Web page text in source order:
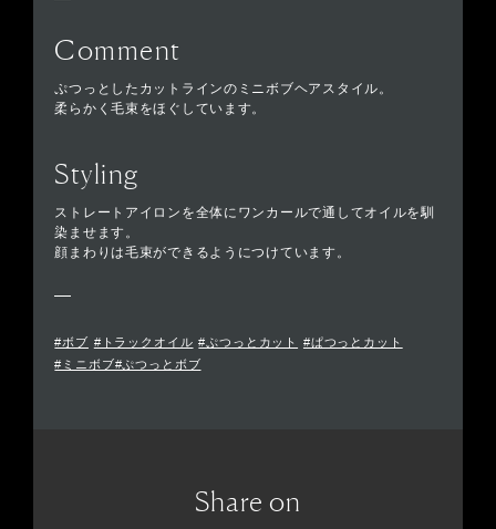
Comment
ぷつっとしたカットラインのミニボブヘアスタイル。
柔らかく毛束をほぐしています。
Styling
ストレートアイロンを全体にワンカールで通してオイルを馴
染ませます。
顔まわりは毛束ができるようにつけています。
#ボブ #トラックオイル #ぷつっとカット
#ぱつっとカット
#ミニボブ#ぷつっとボブ
Share on